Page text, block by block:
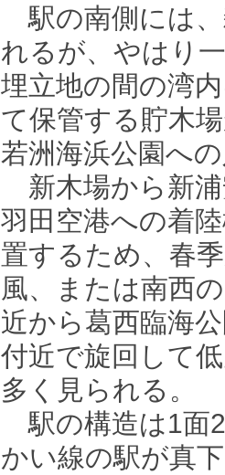
駅の南側には
れるが、やはり
埋立地の間の湾
て保管する貯木
若洲海浜公園へ
新木場から新
羽田空港への着
置するため、春
風、または南西
近から葛西臨海
付近で旋回して
多く見られる。
駅の構造は1面
かい線の駅が真